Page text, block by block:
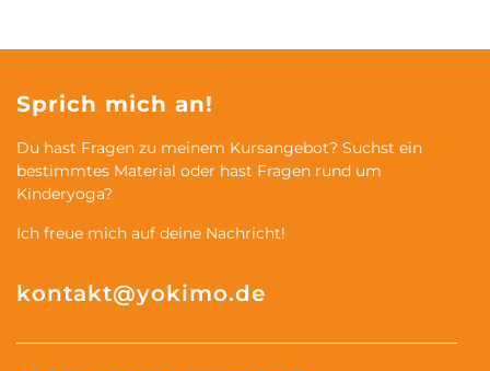
Sprich mich an!
Du hast Fragen zu meinem Kursangebot? Suchst ein
bestimmtes Material oder hast Fragen rund um
Kinderyoga?
Ich freue mich auf deine Nachricht!
kontakt@yokimo.de